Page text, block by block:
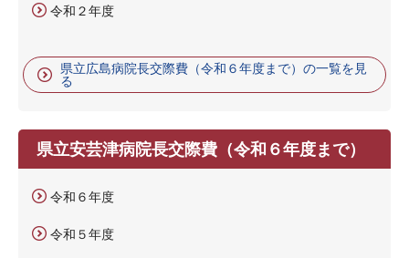
令和２年度
県立広島病院長交際費（令和６年度まで）の一覧を見
る
県立安芸津病院長交際費（令和６年度まで）
令和６年度
令和５年度